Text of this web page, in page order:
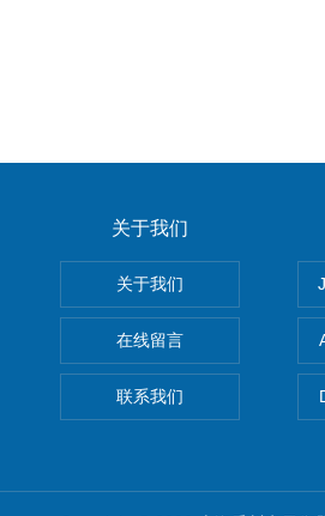
关于我们
关于我们
在线留言
联系我们